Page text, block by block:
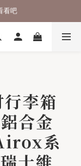
9止
9止
李箱
合金
系